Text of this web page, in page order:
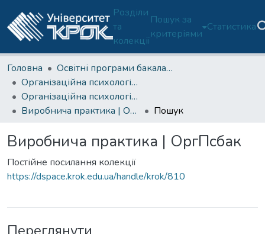
Розділи
та
колекції
Пошук за
критеріями
Статистика
Головна
Освітні програми бакалаврату
Організаційна психологія (ОП 053/C4-Б)
Організаційна психологія (ОП 053-Б)-4 курс
Виробнича практика | ОргПсбак
Пошук
Виробнича практика | ОргПсбак
Постійне посилання колекції
https://dspace.krok.edu.ua/handle/krok/810